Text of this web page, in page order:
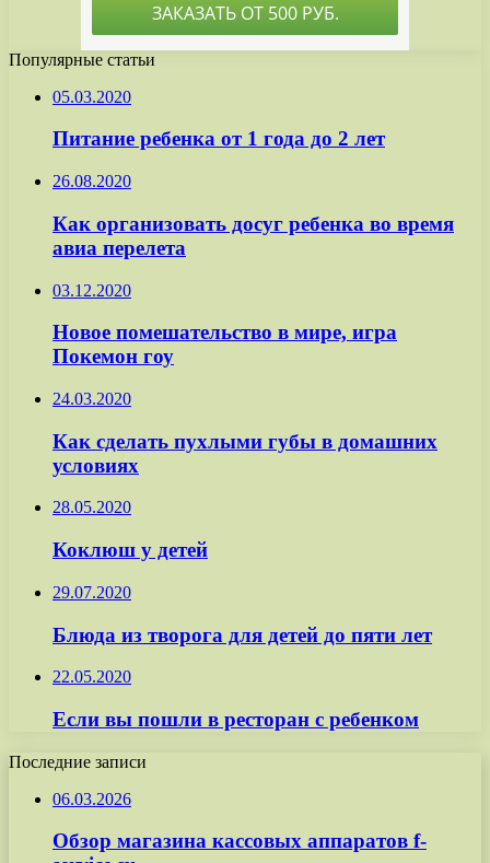
Популярные статьи
05.03.2020
Питание ребенка от 1 года до 2 лет
26.08.2020
Как организовать досуг ребенка во время
авиа перелета
03.12.2020
Новое помешательство в мире, игра
Покемон гоу
24.03.2020
Как сделать пухлыми губы в домашних
условиях
28.05.2020
Коклюш у детей
29.07.2020
Блюда из творога для детей до пяти лет
22.05.2020
Если вы пошли в ресторан с ребенком
Последние записи
06.03.2026
Обзор магазина кассовых аппаратов f-